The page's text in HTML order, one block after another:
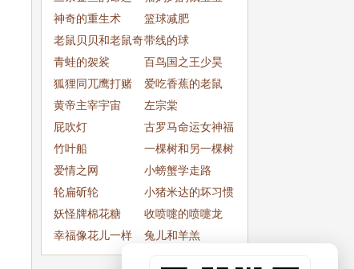
神奇的重生术
篮球减肥
老鼠贝贝和老鼠奇
奇
带线的球
青蛙的袈裟
百鸟国之王少昊
狐狸同兀鹰打赌
爱吃香蕉的老鼠
黄帝主宰宇宙
左宗棠
屁吹灯
古罗马命运女神福
尔图娜
竹叶船
一棵树和另一棵树
爱情之网
小螃蟹学走路
轮扁斫轮
小猪米达的坏习惯
妖怪牌棉花糖
收喷嚏的喷嚏龙
幸福像花儿一样
兔儿和羊羔